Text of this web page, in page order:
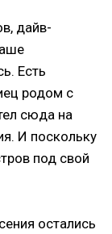
дайв-
Есть
родом с
сюда на
И поскольку
под свой
остались